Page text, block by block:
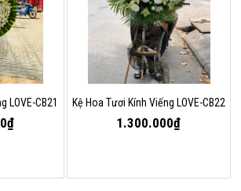
LOVE-CB21 Kệ Hoa Tươi Kính Viếng LOVE-CB22
1.300.000₫